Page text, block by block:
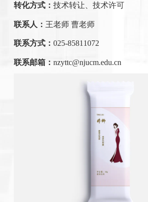
转化方式： 技术转让 、技术许可
联系人： 王老师 曹老师
联系方式： 025-85811072
联系邮箱： nzyttc@njucm.edu.cn